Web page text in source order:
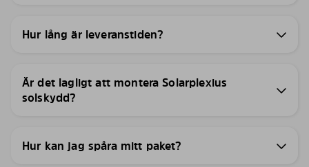
Hur lång är leveranstiden?
Är det lagligt att montera Solarplexius
solskydd?
Hur kan jag spåra mitt paket?